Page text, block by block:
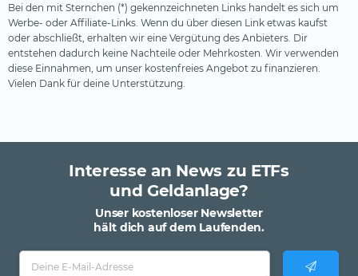
Bei den mit Sternchen (*) gekennzeichneten Links handelt es sich um
Werbe- oder Affiliate-Links. Wenn du über diesen Link etwas kaufst
oder abschließt, erhalten wir eine Vergütung des Anbieters. Dir
entstehen dadurch keine Nachteile oder Mehrkosten. Wir verwenden
diese Einnahmen, um unser kostenfreies Angebot zu finanzieren.
Vielen Dank für deine Unterstützung.
Interesse an News zu ETFs
und Geldanlage?
Unser kostenloser Newsletter
hält dich auf dem Laufenden.